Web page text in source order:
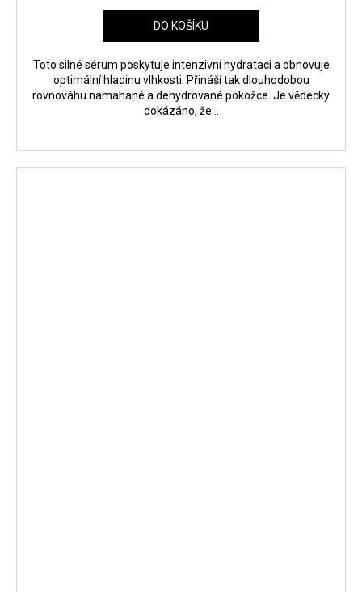
DO KOŠÍKU
Toto silné sérum poskytuje intenzivní hydrataci a obnovuje
optimální hladinu vlhkosti. Přináší tak dlouhodobou
rovnováhu namáhané a dehydrované pokožce. Je vědecky
dokázáno, že...